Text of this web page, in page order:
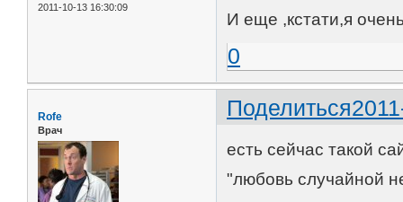
2011-10-13 16:30:09
И еще ,кстати,я
0
Поделиться
Rofe
Врач
есть сейчас такой
"любовь случайной